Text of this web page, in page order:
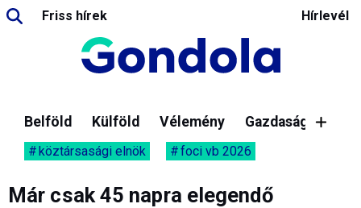
Friss hírek Hírlevél
Belföld Külföld Vélemény Gazdaság
köztársasági elnök foci vb 2026
Már csak 45 napra elegendő